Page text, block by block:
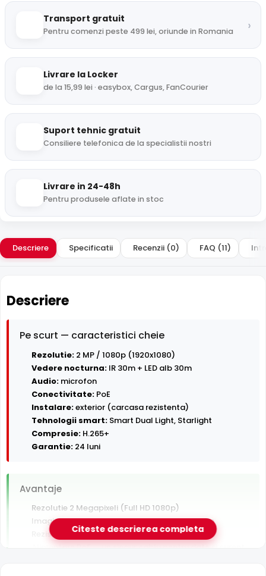
Transport gratuit
Pentru comenzi peste 499 lei, oriunde in Romania ›
Livrare la Locker
de la 15,99 lei · easybox, Cargus, FanCourier
Suport tehnic gratuit
Consiliere telefonica de la specialistii nostri
Livrare in 24-48h
Pentru produsele aflate in stoc
Descriere Specificatii Recenzii (0) FAQ (11)
Descriere
Pe scurt — caracteristici cheie
Rezolutie: 2 MP / 1080p (1920x1080)
Vedere nocturna: IR 30m + LED alb 30m
Audio: microfon
Conectivitate: PoE
Instalare:exterior (carcasa rezistenta)
Tehnologii smart: Smart Dual Light, Starlight
Compresie: H.265+
Garantie: 24 luni
Avantaje
Rezolutie 2 Megapixeli (Full HD 1080p)
Imagine color pe timp de noapte pana la 30 m
Rezistenta la exterior — ploaie, praf si inghet
Alimentare PoE — un singur cablu pentru date si curent
Citeste descrierea completa